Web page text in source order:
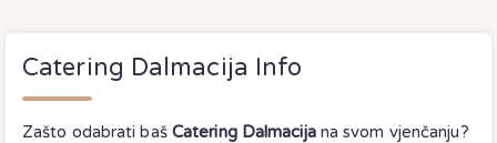
- Split. Catering Dalmacija Solin - Split - organizacija zabavnih i
Catering Dalmacija Info
Zašto odabrati baš Catering Dalmacijana svom vjenčanju?